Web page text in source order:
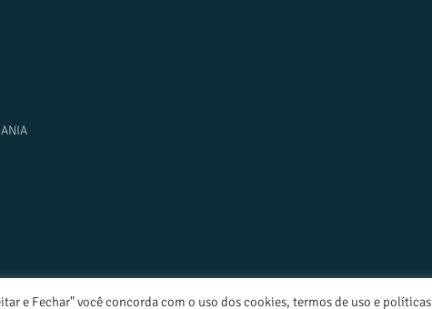
e Fechar" você concorda com o uso dos cookies, termos de uso e políticas